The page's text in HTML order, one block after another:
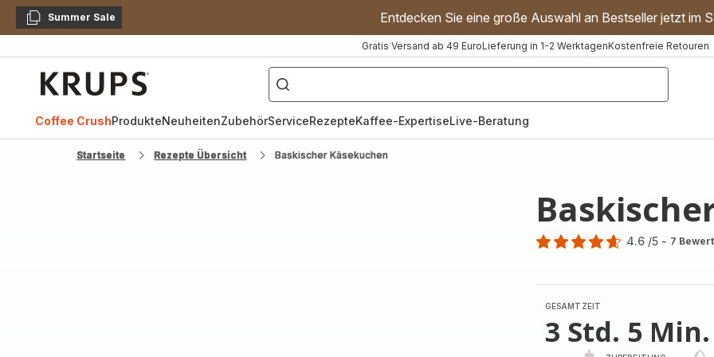
KopierenSummer Sale Entdecken Sie eine große Auswahl an Bestseller jetzt im
Gratis Versand ab 49 EuroLieferung in 1-2 WerktagenKostenfreie Retouren
["Kaffeevollautomat","Handmixer","Waffeleisen"]
Coffee CrushProdukteNeuheitenZubehörServiceRezepteKaffee-ExpertiseLive-Beratung
Startseite Rezepte Übersicht Baskischer Käsekuchen
4.6 /5 - 7
GESAMTZEIT
3 Std. 5 Min.